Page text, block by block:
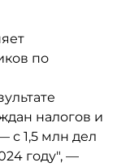
по
налогов и
с 1,5 млн дел
году", —